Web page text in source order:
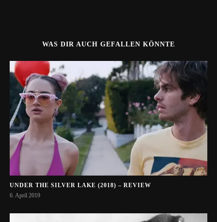
WAS DIR AUCH GEFALLEN KÖNNTE
UNDER THE SILVER LAKE (2018) – REVIEW
6. April 2019